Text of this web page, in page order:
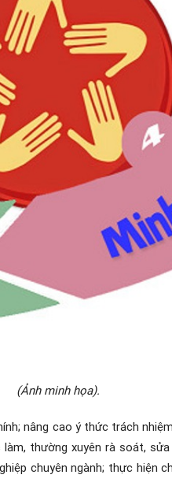
(Ảnh minh họa).
nâng cao ý thức trách
thường xuyên rà soát,
chuyên ngành; thực hiện